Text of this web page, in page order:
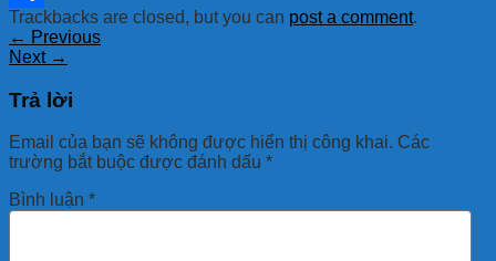
Share
Trackbacks are closed, but you can post a comment.
← Previous
Next →
Trả lời
Email của bạn sẽ không được hiển thị công khai. Các
trường bắt buộc được đánh dấu *
Bình luận *